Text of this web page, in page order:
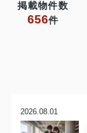
掲載物件数
656件
2026.08.01